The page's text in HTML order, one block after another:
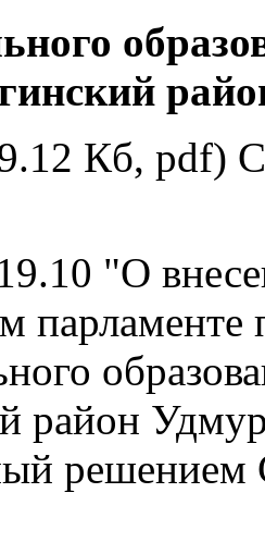
Кб, pdf)
"О
район
решением